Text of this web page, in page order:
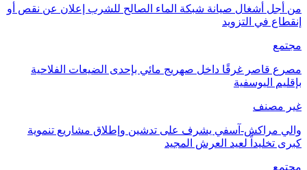
من أجل أشغال صيانة شبكة الماء الصالح للشرب إعلان عن نقص أو
إنقطاع في التزويد
مجتمع
مصرع قاصر غرقًا داخل صهريج مائي بإحدى الضيعات الفلاحية
بإقليم اليوسفية
غير مصنف
والي مراكش-آسفي يشرف على تدشين وإطلاق مشاريع تنموية
كبرى تخليداً لعيد العرش المجيد
مجتمع